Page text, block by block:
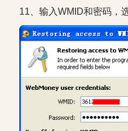
11、输入WMID和密码，